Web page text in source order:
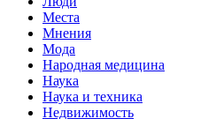
Места
Мнения
Мода
Народная медицина
Наука
Наука и техника
Недвижимость